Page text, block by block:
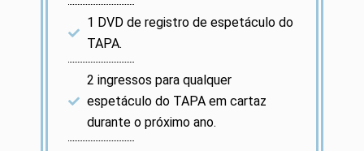
1 DVD de registro de espetáculo do
TAPA.
2 ingressos para qualquer
espetáculo do TAPA em cartaz
durante o próximo ano.